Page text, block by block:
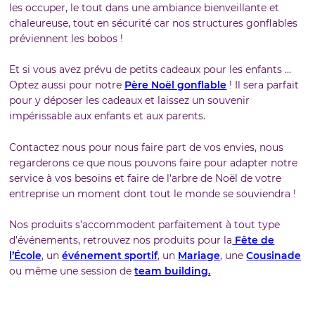
les occuper, le tout dans une ambiance bienveillante et
chaleureuse, tout en sécurité car nos structures gonflables
préviennent les bobos !
Et si vous avez prévu de petits cadeaux pour les enfants …
Optez aussi pour notre Père Noël gonflable ! Il sera parfait
pour y déposer les cadeaux et laissez un souvenir
impérissable aux enfants et aux parents.
Contactez nous pour nous faire part de vos envies, nous
regarderons ce que nous pouvons faire pour adapter notre
service à vos besoins et faire de l’arbre de Noël de votre
entreprise un moment dont tout le monde se souviendra !
Nos produits s’accommodent parfaitement à tout type
d’événements, retrouvez nos produits pour la Fête de
l’École, unévénement sportif, un Mariage, uneCousinade
ou même une session deteam building.